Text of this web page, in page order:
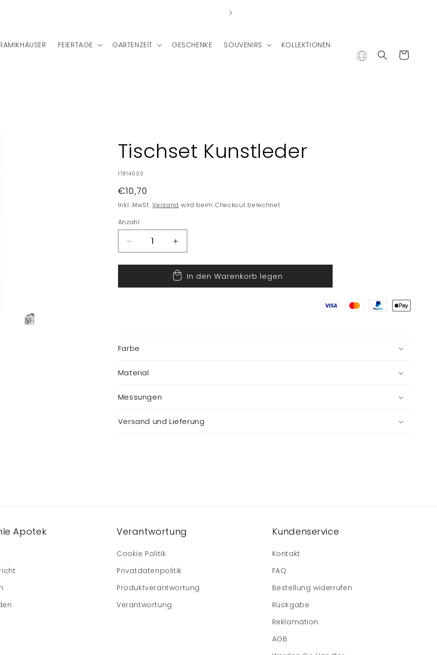
FEIERTAGE GARTENZEIT GESCHENKE SOUVENIRS KOLLEKTIONEN
Warenkorb
Tischset Kunstleder
SKU:
17814000
Normaler
Preis
€10,70
Inkl. MwSt.Versand wird beim Checkout berechnet
Anzahl
Verringere
die
Menge
Tischset
Erhöhe
die
Menge
für
Tischset
In den Warenkorb legen
Farbe
Material
Messungen
Versand und Lieferung
Apotek Verantwortung
Cookie Politik
Privatdatenpolitik
Produktverantwortung
Verantwortung
Kundenservice
Kontakt
FAQ
Bestellung widerrufen
Rückgabe
Reklamation
AGB